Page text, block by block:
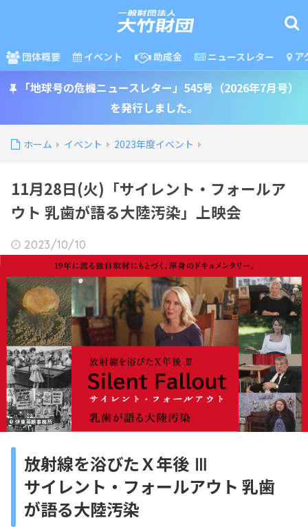
団体概要 イベント 助成金 ニュースレター ア
「地球号の危機ニュースレター」545号（2026年7月号）
を発行しました。
ホーム イベント 2023年度イベント
11月28日(火)「サイレント・フォールア
ウト 乳歯が語る大陸汚染」上映会
2023/10/10
© 伊東英朗事務所
放射線を浴びたＸ年後 Ⅲ
サイレント・フォールアウト 乳歯
が語る大陸汚染